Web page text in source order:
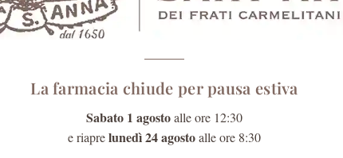
La farmacia chiude per pausa estiva
Sabato 1 agostoalle ore 12:30
e riaprelunedì 24 agostoalle ore 8:30